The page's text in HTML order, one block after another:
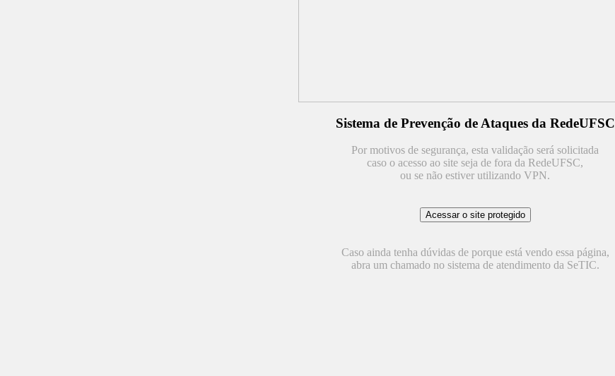
Sistema de Prevenção de Ataques da RedeUFSC
Por motivos de segurança, esta validação será solicitada
caso o acesso ao site seja de fora da RedeUFSC,
ou se não estiver utilizando VPN.
Caso ainda tenha dúvidas de porque está vendo essa página,
abra um chamado no sistema de atendimento da SeTIC.